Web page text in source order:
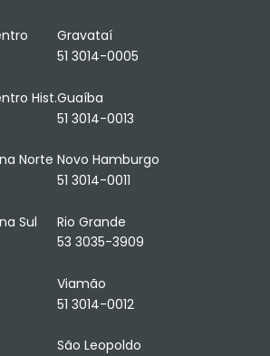
Hist.
Norte
Sul
Gravataí
51 3014-0005
Guaíba
51 3014-0013
Novo Hamburgo
51 3014-0011
Rio Grande
53 3035-3909
Viamão
51 3014-0012
São Leopoldo